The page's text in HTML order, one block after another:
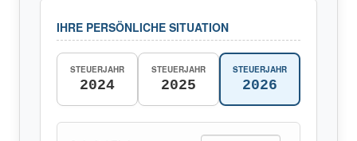
IHRE PERSÖNLICHE SITUATION
STEUERJAHR
2024
STEUERJAHR
2025
STEUERJAHR
2026